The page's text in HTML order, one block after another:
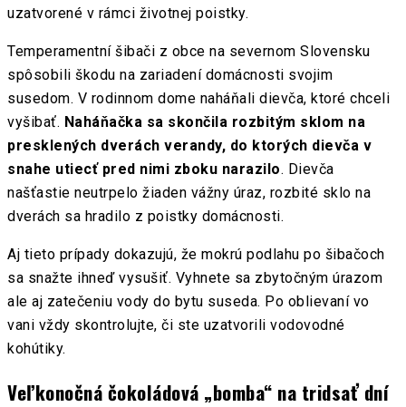
uzatvorené v rámci životnej poistky.
Temperamentní šibači z obce na severnom Slovensku
spôsobili škodu na zariadení domácnosti svojim
susedom. V rodinnom dome naháňali dievča, ktoré chceli
vyšibať. Naháňačka sa skončila rozbitým sklom na
presklených dverách verandy, do ktorých dievča v
snahe utiecť pred nimi zboku narazilo. Dievča
našťastie neutrpelo žiaden vážny úraz, rozbité sklo na
dverách sa hradilo z poistky domácnosti.
Aj tieto prípady dokazujú, že mokrú podlahu po šibačoch
sa snažte ihneď vysušiť. Vyhnete sa zbytočným úrazom
ale aj zatečeniu vody do bytu suseda. Po oblievaní vo
vani vždy skontrolujte, či ste uzatvorili vodovodné
kohútiky.
Veľkonočná čokoládová „bomba“ na tridsať dní